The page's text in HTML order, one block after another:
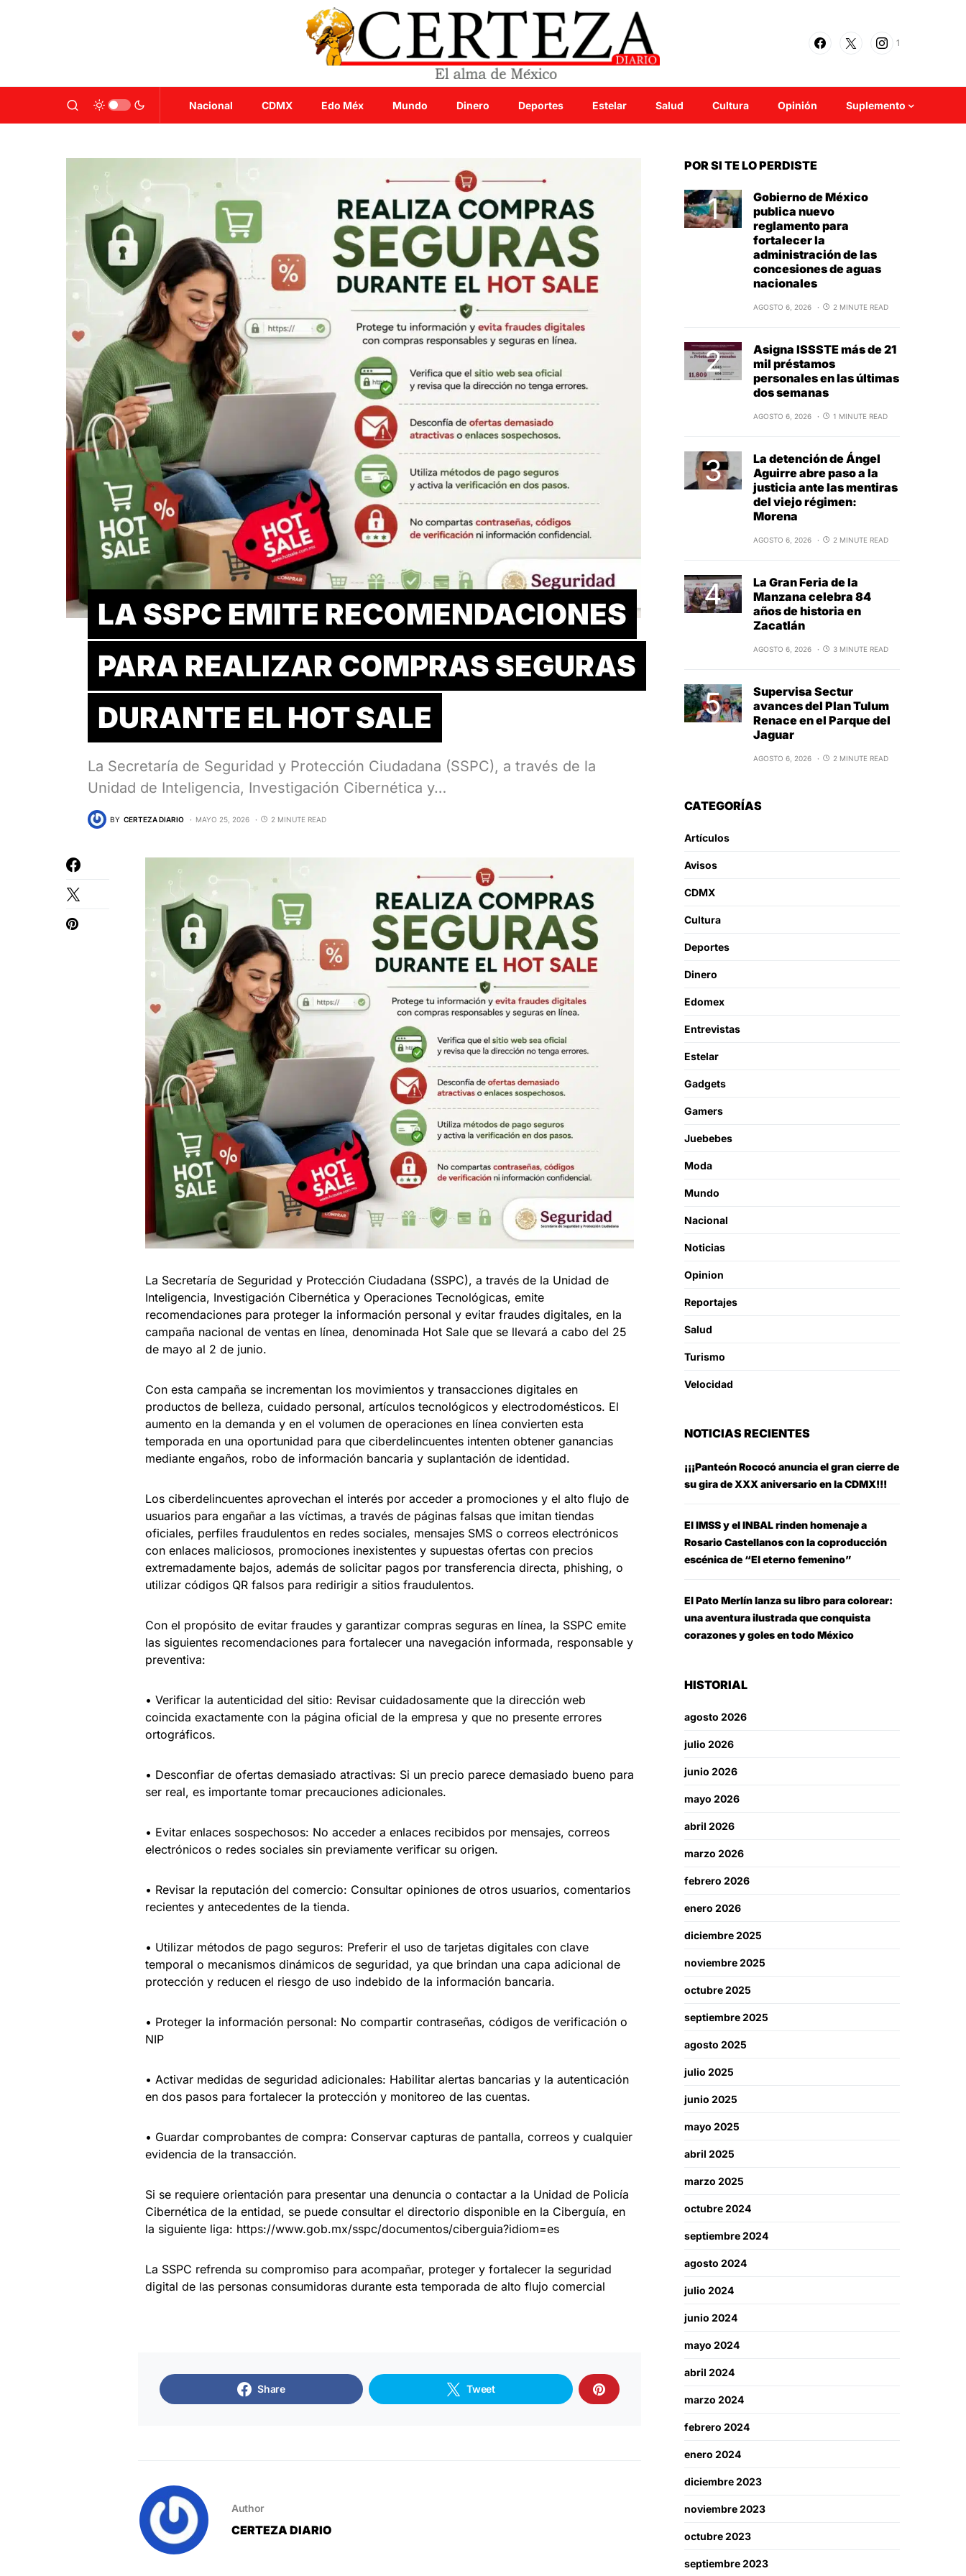
1
Nacional CDMX Edo Méx Mundo Dinero Deportes Estelar Salud Cultura Opinión Suplemento
LA SSPC EMITE RECOMENDACIONES
PARA REALIZAR COMPRAS SEGURAS
DURANTE EL HOT SALE
La Secretaría de Seguridad y Protección Ciudadana (SSPC), a través de la
Unidad de Inteligencia, Investigación Cibernética y…
BY CERTEZA DIARIO MAYO 25, 2026 2 MINUTE READ
La Secretaría de Seguridad y Protección Ciudadana (SSPC), a través de la Unidad de
Inteligencia, Investigación Cibernética y Operaciones Tecnológicas, emite
recomendaciones para proteger la información personal y evitar fraudes digitales, en la
campaña nacional de ventas en línea, denominada Hot Sale que se llevará a cabo del 25
de mayo al 2 de junio.
Con esta campaña se incrementan los movimientos y transacciones digitales en
productos de belleza, cuidado personal, artículos tecnológicos y electrodomésticos. El
aumento en la demanda y en el volumen de operaciones en línea convierten esta
temporada en una oportunidad para que ciberdelincuentes intenten obtener ganancias
mediante engaños, robo de información bancaria y suplantación de identidad.
Los ciberdelincuentes aprovechan el interés por acceder a promociones y el alto flujo de
usuarios para engañar a las víctimas, a través de páginas falsas que imitan tiendas
oficiales, perfiles fraudulentos en redes sociales, mensajes SMS o correos electrónicos
con enlaces maliciosos, promociones inexistentes y supuestas ofertas con precios
extremadamente bajos, además de solicitar pagos por transferencia directa, phishing, o
utilizar códigos QR falsos para redirigir a sitios fraudulentos.
Con el propósito de evitar fraudes y garantizar compras seguras en línea, la SSPC emite
las siguientes recomendaciones para fortalecer una navegación informada, responsable y
preventiva:
• Verificar la autenticidad del sitio: Revisar cuidadosamente que la dirección web
coincida exactamente con la página oficial de la empresa y que no presente errores
ortográficos.
• Desconfiar de ofertas demasiado atractivas: Si un precio parece demasiado bueno para
ser real, es importante tomar precauciones adicionales.
• Evitar enlaces sospechosos: No acceder a enlaces recibidos por mensajes, correos
electrónicos o redes sociales sin previamente verificar su origen.
• Revisar la reputación del comercio: Consultar opiniones de otros usuarios, comentarios
recientes y antecedentes de la tienda.
• Utilizar métodos de pago seguros: Preferir el uso de tarjetas digitales con clave
temporal o mecanismos dinámicos de seguridad, ya que brindan una capa adicional de
protección y reducen el riesgo de uso indebido de la información bancaria.
• Proteger la información personal: No compartir contraseñas, códigos de verificación o
NIP
• Activar medidas de seguridad adicionales: Habilitar alertas bancarias y la autenticación
en dos pasos para fortalecer la protección y monitoreo de las cuentas.
• Guardar comprobantes de compra: Conservar capturas de pantalla, correos y cualquier
evidencia de la transacción.
Si se requiere orientación para presentar una denuncia o contactar a la Unidad de Policía
Cibernética de la entidad, se puede consultar el directorio disponible en la Ciberguía, en
la siguiente liga: https://www.gob.mx/sspc/documentos/ciberguia?idiom=es
La SSPC refrenda su compromiso para acompañar, proteger y fortalecer la seguridad
digital de las personas consumidoras durante esta temporada de alto flujo comercial
Share Tweet
Author
CERTEZA DIARIO
POR SI TE LO PERDISTE
Gobierno de México
publica nuevo
reglamento para
fortalecer la
administración de las
concesiones de aguas
nacionales
AGOSTO 6, 2026 2 MINUTE READ
Asigna ISSSTE más de 21
mil préstamos
personales en las últimas
dos semanas
AGOSTO 6, 2026 1 MINUTE READ
La detención de Ángel
Aguirre abre paso a la
justicia ante las mentiras
del viejo régimen:
Morena
AGOSTO 6, 2026 2 MINUTE READ
La Gran Feria de la
Manzana celebra 84
años de historia en
Zacatlán
AGOSTO 6, 2026 3 MINUTE READ
Supervisa Sectur
avances del Plan Tulum
Renace en el Parque del
Jaguar
AGOSTO 6, 2026 2 MINUTE READ
CATEGORÍAS
Artículos
Avisos
CDMX
Cultura
Deportes
Dinero
Edomex
Entrevistas
Estelar
Gadgets
Gamers
Juebebes
Moda
Mundo
Nacional
Noticias
Opinion
Reportajes
Salud
Turismo
Velocidad
NOTICIAS RECIENTES
¡¡¡Panteón Rococó anuncia el gran cierre de
su gira de XXX aniversario en la CDMX!!!
El IMSS y el INBAL rinden homenaje a
Rosario Castellanos con la coproducción
escénica de “El eterno femenino”
El Pato Merlín lanza su libro para colorear:
una aventura ilustrada que conquista
corazones y goles en todo México
HISTORIAL
agosto 2026
julio 2026
junio 2026
mayo 2026
abril 2026
marzo 2026
febrero 2026
enero 2026
diciembre 2025
noviembre 2025
octubre 2025
septiembre 2025
agosto 2025
julio 2025
junio 2025
mayo 2025
abril 2025
marzo 2025
octubre 2024
septiembre 2024
agosto 2024
julio 2024
junio 2024
mayo 2024
abril 2024
marzo 2024
febrero 2024
enero 2024
diciembre 2023
noviembre 2023
octubre 2023
septiembre 2023